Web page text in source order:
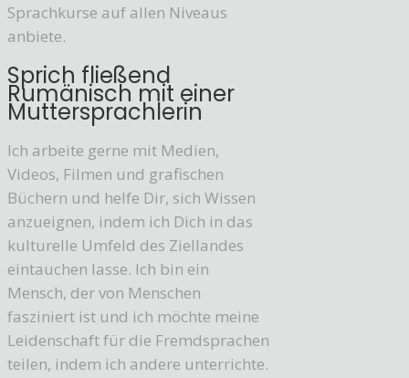
Sprachkurse auf allen Niveaus
anbiete.
Sprich fließend
Rumänisch mit einer
Muttersprachlerin
Ich arbeite gerne mit Medien,
Videos, Filmen und grafischen
Büchern und helfe Dir, sich Wissen
anzueignen, indem ich Dich in das
kulturelle Umfeld des Ziellandes
eintauchen lasse. Ich bin ein
Mensch, der von Menschen
fasziniert ist und ich möchte meine
Leidenschaft für die Fremdsprachen
teilen, indem ich andere unterrichte.